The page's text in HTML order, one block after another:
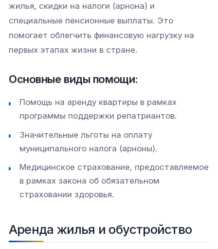
жилья, скидки на налоги (арнона) и
специальные пенсионные выплаты. Это
помогает облегчить финансовую нагрузку на
первых этапах жизни в стране.
Основные виды помощи:
Помощь на аренду квартиры в рамках
программы поддержки репатриантов.
Значительные льготы на оплату
муниципального налога (арноны).
Медицинское страхование, предоставляемое
в рамках закона об обязательном
страховании здоровья.
Аренда жилья и обустройство